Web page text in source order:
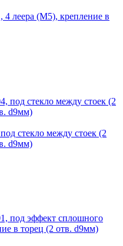
леера (М5), крепление в
стекло между стоек (2
d9мм)